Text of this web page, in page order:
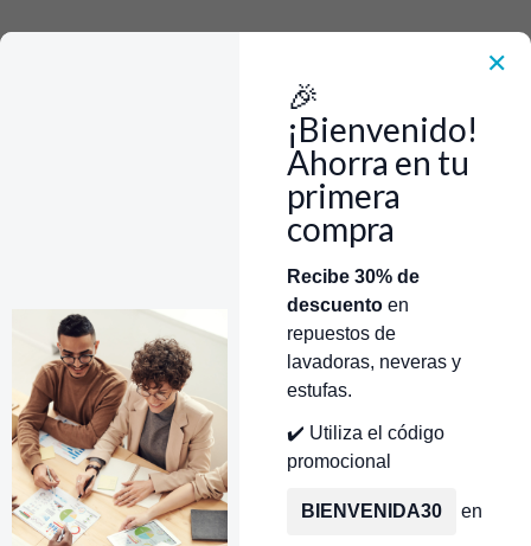
✕
🎉
¡Bienvenido!
Ahorra en tu
primera
compra
Recibe 30% de
descuentoen
repuestos de
lavadoras, neveras y
estufas.
✔️ Utiliza el código
promocional
BIENVENIDA30 en
TiendaTécnicos Autorizados
Donde encontrar modelo? Servicios de Reparación
Repuestos Nevera Electrolux
Resistencia Tubular Nevera Electrolux DHR-51119C CR440279